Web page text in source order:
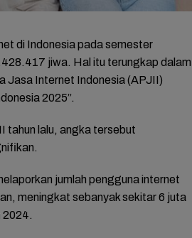
di Indonesia pada semester
jiwa. Hal itu terungkap dalam
Jasa Internet Indonesia (APJII)
2025”.
tahun lalu, angka tersebut
jumlah pengguna internet
meningkat sebanyak sekitar 6 juta
2024.